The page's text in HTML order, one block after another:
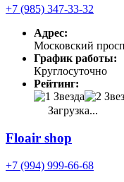
+7 (985) 347-33-32
Адрес:
Московский
График работы:
Круглосуточно
Рейтинг:
Загрузка...
Floair shop
+7 (994) 999-66-68